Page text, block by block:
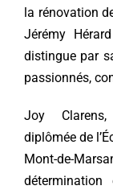
la rénovation
Jérémy
distingue par
passionnés,
Joy Clarens,
diplômée de
Mont-de-